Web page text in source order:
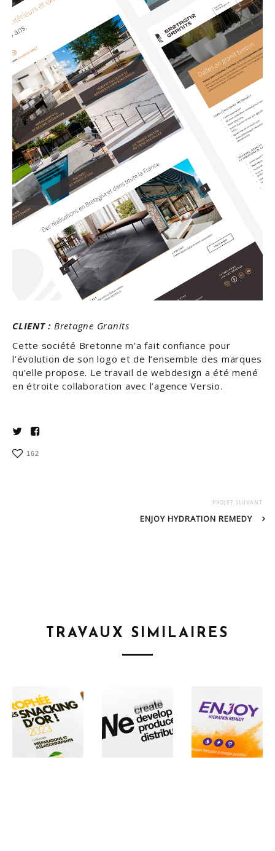
CLIENT : Bretagne Granits
Cette société Bretonne m’a fait confiance pour
l’évolution de son logo et de l’ensemble des marques
qu’elle propose. Le travail de webdesign a été mené
en étroite collaboration avec l’agence Versio.
162
PROJET SUIVANT
ENJOY HYDRATION REMEDY
TRAVAUX SIMILAIRES